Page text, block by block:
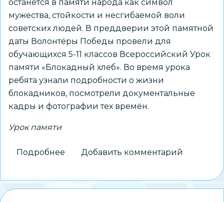
останется в памяти народа как символ
мужества, стойкости и несгибаемой воли
советских людей. В преддверии этой памятной
даты Волонтёры Победы провели для
обучающихся 5-11 классов Всероссийский Урок
памяти «Блокадный хлеб». Во время урока
ребята узнали подробности о жизни
блокадников, посмотрели документальные
кадры и фотографии тех времён.
Урок памяти
Подробнее
школы
№
Добавить комментарий